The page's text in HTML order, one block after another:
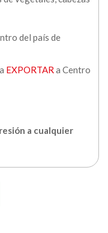
del país de
EXPORTAR a Centro
a cualquier